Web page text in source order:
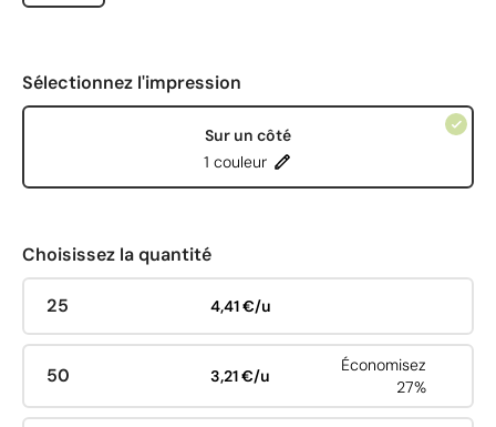
Sélectionnez l'impression
Sur un côté
1 couleur
Choisissez la quantité
25 4,41 €/u
50 3,21 €/u
Économisez
27%